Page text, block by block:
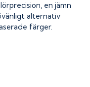
en jämn
alternativ
färger.